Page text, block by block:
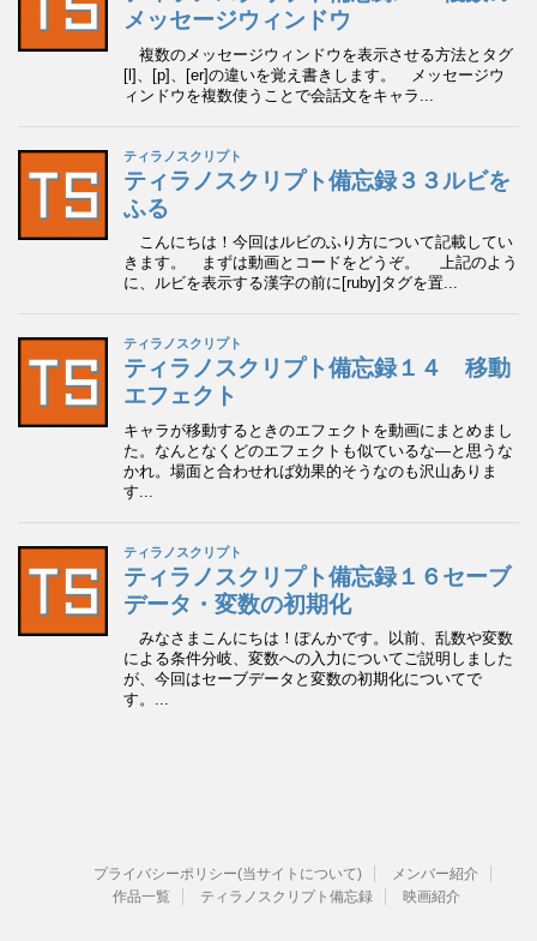
プライバシーポリシー(当サイトについて)
メンバー紹介
作品一覧
ティラノスクリプト備忘録 映画紹介